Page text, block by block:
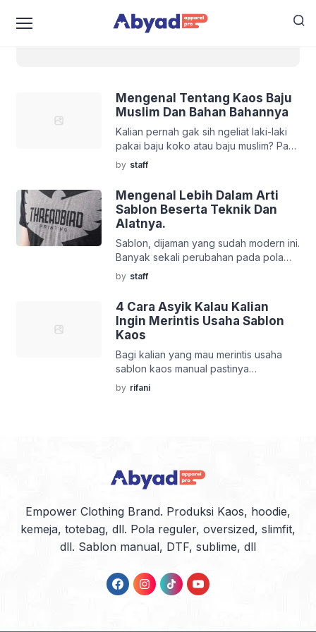
Mengenal Tentang Kaos Baju
Muslim Dan Bahan Bahannya
Kalian pernah gak sih ngeliat laki-laki
pakai baju koko atau baju muslim? Pasti
pernah dong ya! Di masjid atau
dimanapun pasti kalian pernah
ngeliatnya. Sebagai muslim yang baik,
biasanya baju muslim dipakai hanya
untuk shalat atau sekedar kumpul
kumpul di majelis ta’lim. Bener gak?
Tapi, dijaman yang apa-apa sudah
modern ini. Merupakan sebuah
peluang besar […]
by staff
Mengenal Lebih Dalam Arti
Sablon Beserta Teknik Dan
Alatnya.
Sablon, dijaman yang sudah modern ini.
Banyak sekali perubahan pada pola
kerja manusia. Terlebih lagi, apa-apa
sekarang sudah serba digital. Ingin
Kaos Unik dan Keren? Jasa Sablon
Kaos Ini Solusinya, Buktikan Sendiri!
Dikit dikit pasti dikerjakan dengan
computer atau mesin. Tapi, apa kalian
tau? Sablon manual masih diminati pada
era digital ini. Apa Itu Sablon […]
by staff
4 Cara Asyik Kalau Kalian
Ingin Merintis Usaha Sablon
Kaos
Bagi kalian yang mau merintis usaha
sablon kaos manual pastinya
kebingungan dong, ada apa saja
persiapannya. Misalnya alat-alat apa
mengulas bahan sablon kaos, alat-alat
apa saja yang kalian harus siapkan.
by rifani
Empower Clothing Brand. Produksi Kaos, hoodie,
kemeja, totebag, dll. Pola reguler, oversized, slimfit,
dll. Sablon manual, DTF, sublime, dll